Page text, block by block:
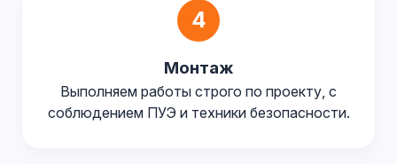
4
Монтаж
Выполняем работы строго по проекту, с
соблюдением ПУЭ и техники безопасности.